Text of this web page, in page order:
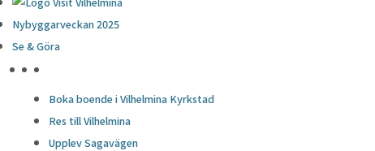
Nybyggarveckan 2025
Se & Göra
Boka boende i Vilhelmina Kyrkstad
Res till Vilhelmina
Upplev Sagavägen